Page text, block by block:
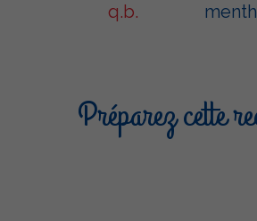
q.b.
Préparez cette